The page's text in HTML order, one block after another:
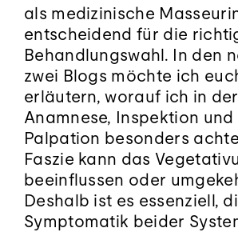
Blog
Kontakt
Termin buchen
als medizinische
entscheidend für die
Behandlungswahl. In den
zwei Blogs möchte ich
erläutern, worauf ich in der
Anamnese, Inspektion und
Palpation besonders
Faszie kann das
beeinflussen oder
Deshalb ist es essenziell,
Symptomatik beider